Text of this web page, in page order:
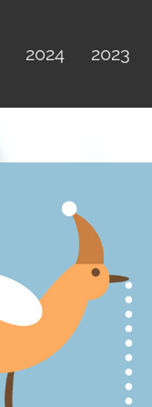
2024 2023